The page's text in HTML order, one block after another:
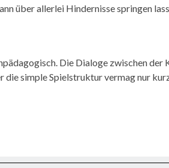
über allerlei Hindernisse springen
Die Dialoge zwischen
die simple Spielstruktur vermag nur